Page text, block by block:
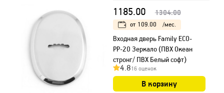
1185.00 1304.00
от 109.00 /мес.
Входная дверь Family ECO-
РР-20 Зеркало (ПВХ Океан
стронг/ ПВХ Белый софт)
4.816 оценок
В корзину